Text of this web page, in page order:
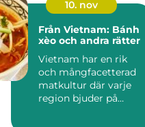
10. nov
Från Vietnam: Bánh
xèo och andra rätter
Vietnam har en rik
och mångfacetterad
matkultur där varje
region bjuder på